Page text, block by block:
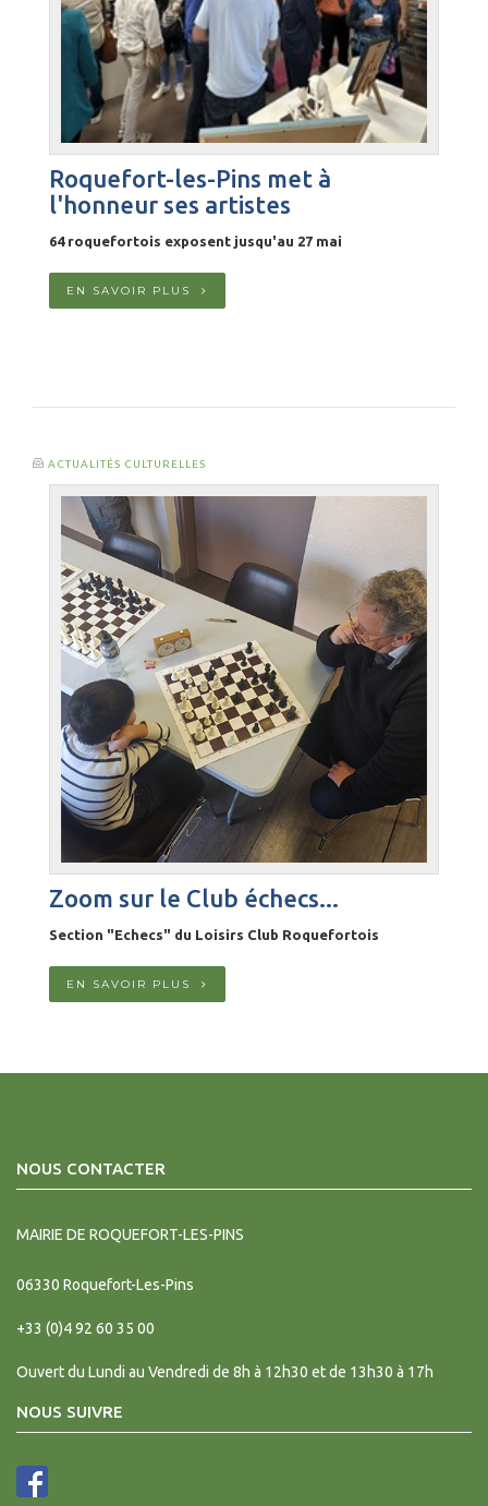
Roquefort-les-Pins met à
l'honneur ses artistes
64 roquefortois exposent jusqu'au 27 mai
EN SAVOIR PLUS
ACTUALITÉS CULTURELLES
Zoom sur le Club échecs...
Section "Echecs" du Loisirs Club Roquefortois
EN SAVOIR PLUS
NOUS CONTACTER
MAIRIE DE ROQUEFORT-LES-PINS
06330 Roquefort-Les-Pins
+33 (0)4 92 60 35 00
Ouvert du Lundi au Vendredi de 8h à 12h30 et de 13h30 à 17h
NOUS SUIVRE